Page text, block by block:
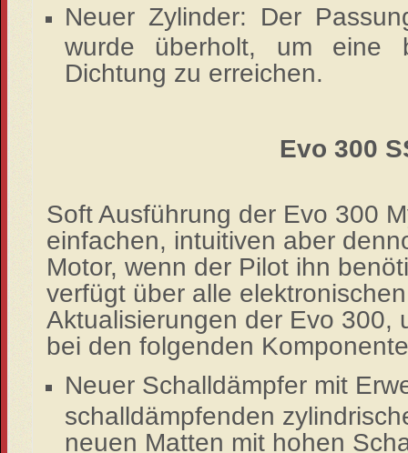
Neuer Zylinder: Der
wurde überholt, um eine
Dichtung zu erreichen.
Evo 300
Soft Ausführung der Evo 300
einfachen, intuitiven aber
Motor, wenn der Pilot ihn
verfügt über alle
Aktualisierungen der Evo 300,
bei den folgenden
Neuer Schalldämpfer mit
schalldämpfenden
neuen Matten mit hohen